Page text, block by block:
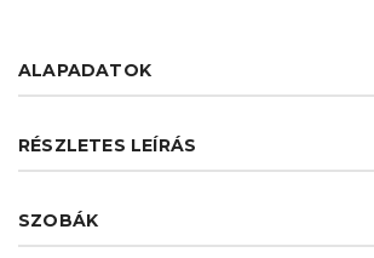
ALAPADATOK
RÉSZLETES LEÍRÁS
SZOBÁK